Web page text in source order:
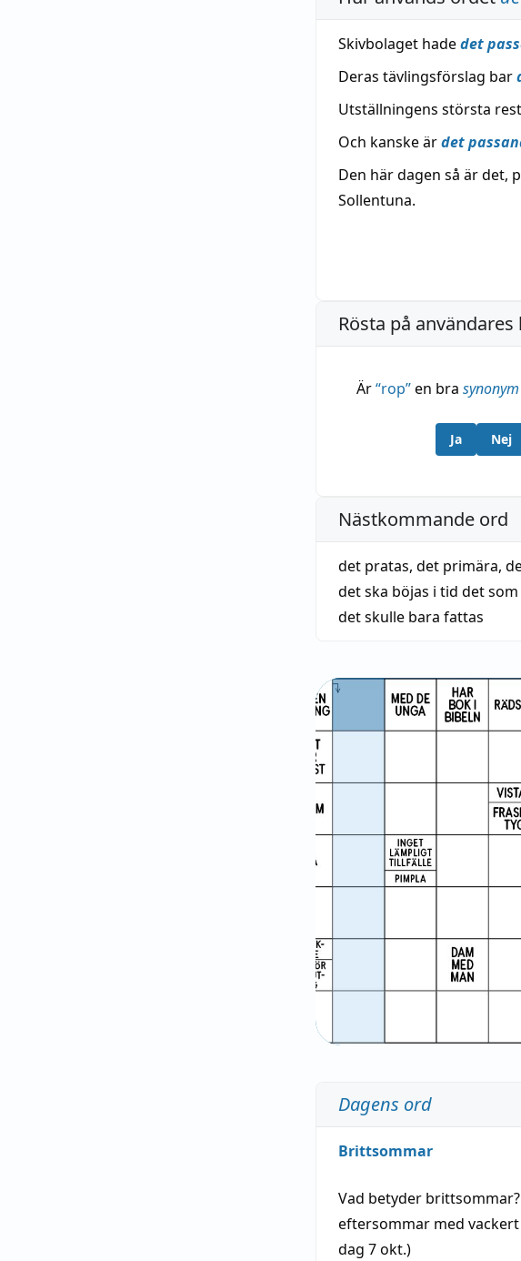
Skivbolaget hadedet
Deras tävlingsförslag bar
Utställningens största
Och kanske ärdet
Den här dagen så är det,
Sollentuna.
Rösta på användares
Är“rop”en bra synonym
Ja Nej
Nästkommande ord
det pratas, det primära,
det ska böjas i tid det
det skulle bara fattas
Dagens ord
Brittsommar
Vad betyder brittsommar?
eftersommar med vackert
dag 7 okt.)